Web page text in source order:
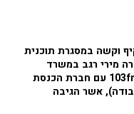
וקשה במסגרת תוכנית
השרה מירי רגב במשרד
התחבורה. ענת דוידוב שוחחה על כך ב־103fm עם חברת הכנסת
אשר הגיבה